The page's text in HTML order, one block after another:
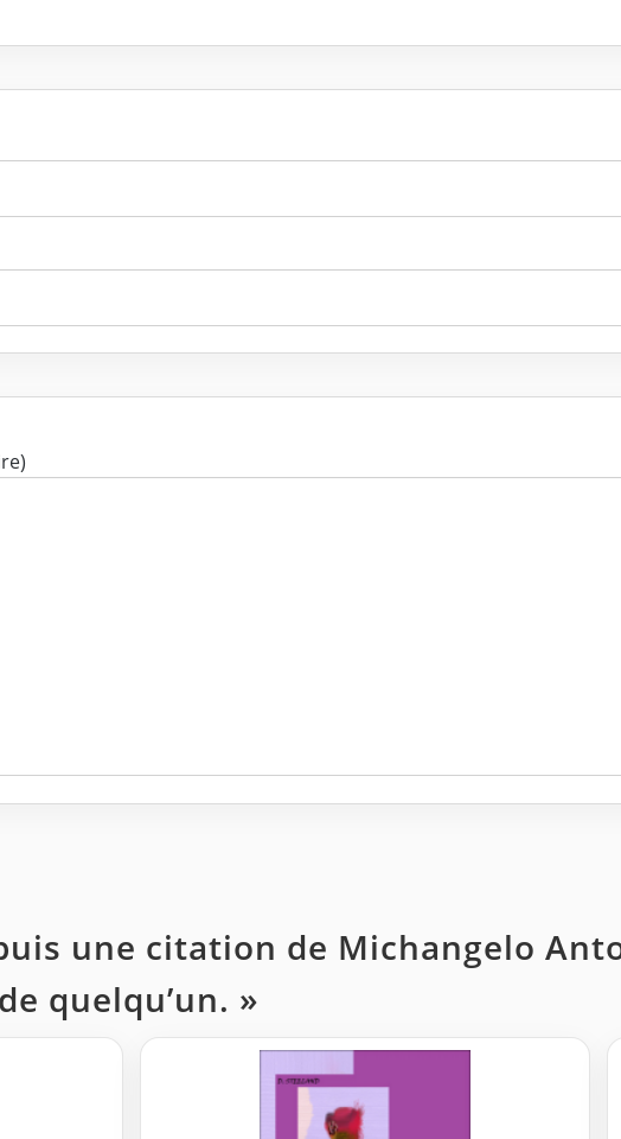
une citation de Michangelo
quelqu’un. »